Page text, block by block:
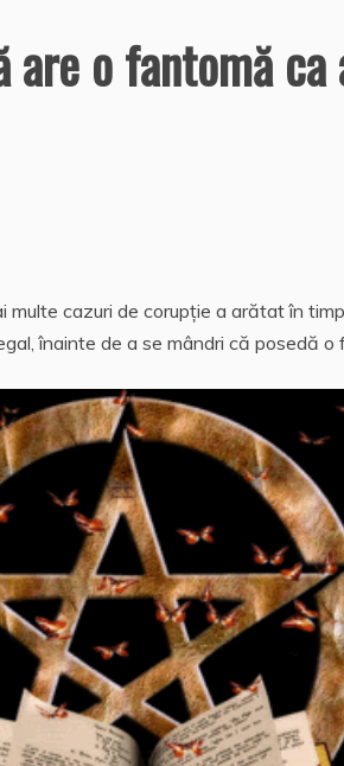
o fantomă
multe cazuri de corupţie a arătat în
înainte de a se mândri că posedă o